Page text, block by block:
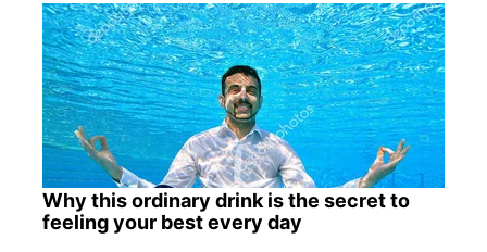
Why this ordinary drink is the secret to
feeling your best every day